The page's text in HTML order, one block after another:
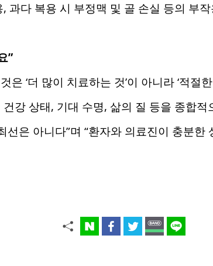
과다 복용 시 부정맥 및 골 손실 등의 부
”
‘더 많이 치료하는 것’이 아니라 ‘적절
강 상태, 기대 수명, 삶의 질 등을 종합
선은 아니다”며 “환자와 의료진이 충분